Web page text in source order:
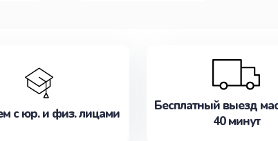
с юр. и физ. лицами
Бесплатный выезд
40 минут